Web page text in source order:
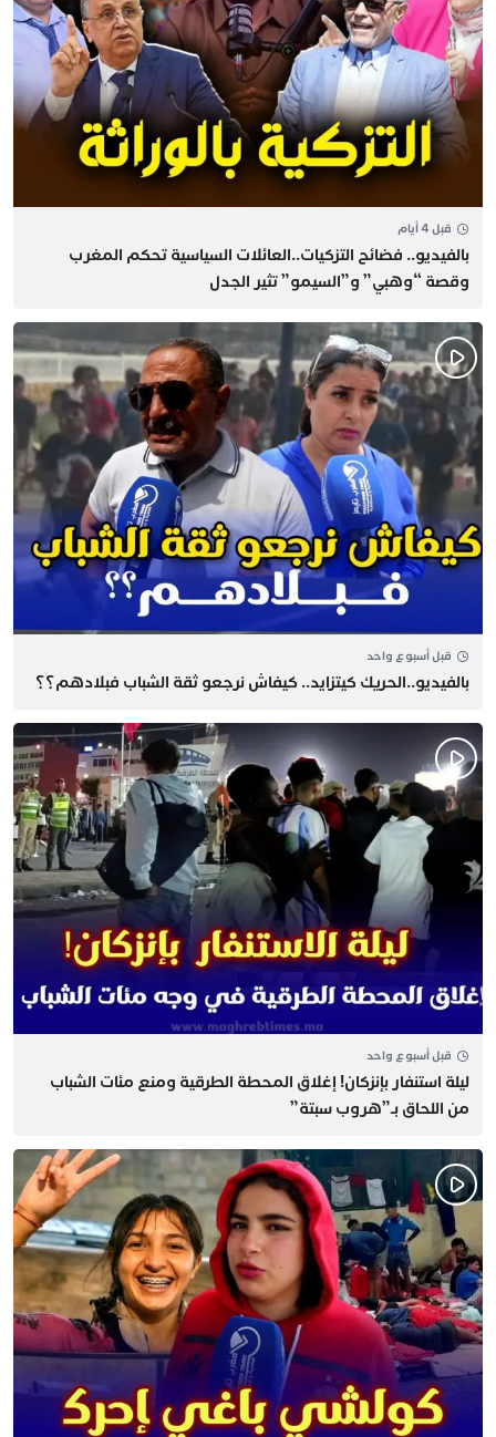
قبل 4 أيام
بالفيديو.. فضائح التزكيات..العائلات السياسية تحكم المغرب
وقصة “وهبي” و”السيمو” تثير الجدل
قبل أسبوع واحد
بالفيديو..الحريك كيتزايد.. كيفاش نرجعو ثقة الشباب فبلادهم؟؟
قبل أسبوع واحد
​ليلة استنفار بإنزكان! إغلاق المحطة الطرقية ومنع مئات الشباب
من اللحاق بـ”هروب سبتة”